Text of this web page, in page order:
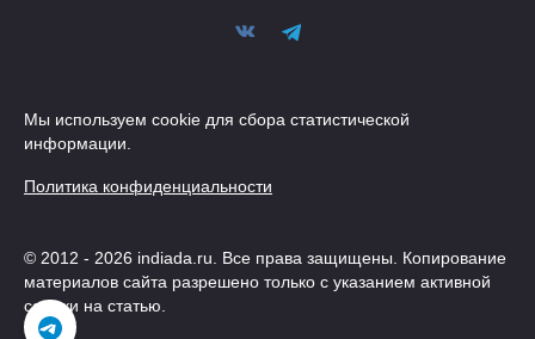
Мы используем cookie для сбора статистической
информации.
Политика конфиденциальности
© 2012 - 2026 indiada.ru. Все права защищены. Копирование
материалов сайта разрешено только с указанием активной
ссылки на статью.